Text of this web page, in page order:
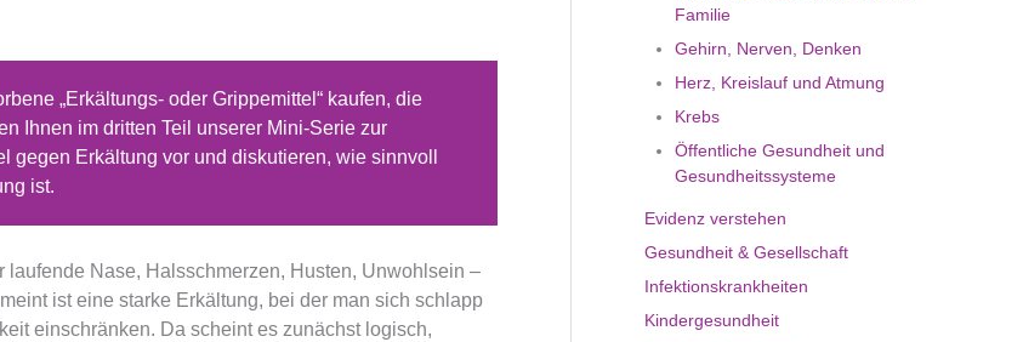
„Erkältungs- oder Grippemittel“ kaufen, die
Ihnen im dritten Teil unserer Mini-Serie zur
Erkältung vor und diskutieren, wie sinnvoll
ist.
laufende Nase, Halsschmerzen, Husten, Unwohlsein –
ist eine starke Erkältung, bei der man sich schlapp
einschränken. Da scheint es zunächst logisch,
Familie
Gehirn, Nerven, Denken
Herz, Kreislauf und Atmung
Krebs
Öffentliche Gesundheit und
Gesundheitssysteme
Evidenz verstehen
Gesundheit & Gesellschaft
Infektionskrankheiten
Kindergesundheit